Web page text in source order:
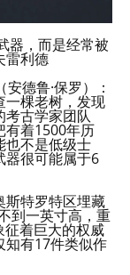
器，而是经常被
雷利德
德鲁·保罗）：
一棵老树，发现
考古学家团队
有着1500年历
也不是低级士
器很可能属于6
斯特罗特区埋藏
到一英寸高，重
着巨大的权威
知有17件类似作